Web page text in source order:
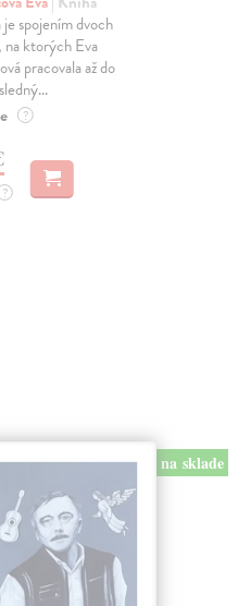
je spojením dvoch
ktorých Eva
pracovala až do
?
?
na sklade